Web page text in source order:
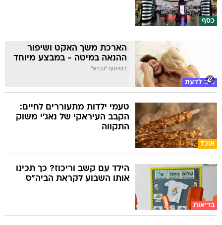
כסף
טוב לדעת
הארכת משך האקט ושיפור
ההנאה במיטה - במבצע מיוחד
בשיתוף "גברא"
אוכל
טעמי ילדות מתעוררים לחיים:
הקבב העיראקי של נאג׳י משוק
התקווה
בריאות
הילד עם קשב וריכוז? כך תכינו
אותו השבוע לקראת הביה"ס